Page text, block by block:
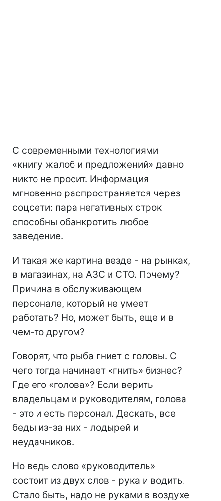
С современными технологиями
«книгу жалоб и предложений» давно
никто не просит. Информация
мгновенно распространяется через
соцсети: пара негативных строк
способны обанкротить любое
заведение.
И такая же картина везде - на рынках,
в магазинах, на АЗС и СТО. Почему?
Причина в обслуживающем
персонале, который не умеет
работать? Но, может быть, еще и в
чем-то другом?
Говорят, что рыба гниет с головы. С
чего тогда начинает «гнить» бизнес?
Где его «голова»? Если верить
владельцам и руководителям, голова
- это и есть персонал. Дескать, все
беды из-за них - лодырей и
неудачников.
Но ведь слово «руководитель»
состоит из двух слов - рука и водить.
Стало быть, надо не руками в воздухе